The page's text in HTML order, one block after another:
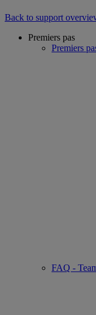
Back to support
Premiers pas
Premiers
FAQ -